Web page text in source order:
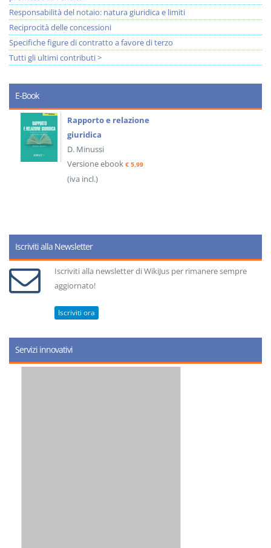
Responsabilità del notaio: natura giuridica e limiti
Reciprocità delle concessioni
Specifiche figure di contratto a favore di terzo
Tutti gli ultimi contributi >
E-Book
Rapporto e relazione
giuridica
D. Minussi
Versione ebook € 5,99
(iva incl.)
Iscriviti alla Newsletter
Iscriviti alla newsletter di WikiJus per rimanere sempre
aggiornato!
Iscriviti ora
Servizi innovativi